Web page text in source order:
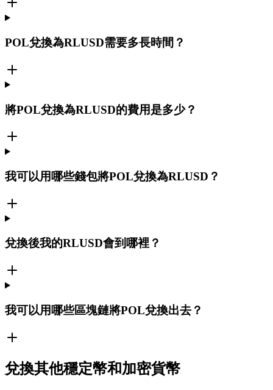
POL兌換為RLUSD需要多長時間？
將POL兌換為RLUSD的費用是多少？
我可以用哪些錢包將POL兌換為RLUSD？
兌換後我的RLUSD會到哪裡？
我可以用哪些區塊鏈將POL兌換出去？
兌換其他穩定幣和加密貨幣